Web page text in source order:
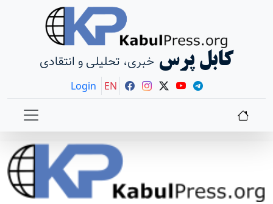
کابل پرس خبری، تحلیلی و انتقادی
Login EN